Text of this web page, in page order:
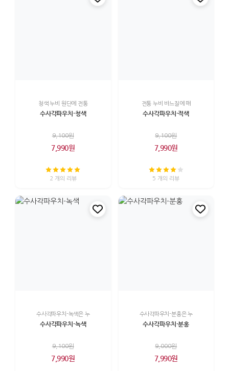
청색 누비 원단에 전통
수사각파우치-청색
9,100원
7,990원
2 개의 리뷰
전통 누비 바느질에 매
수사각파우치-적색
9,100원
7,990원
5 개의 리뷰
수사각파우치-녹색은 누
수사각파우치-녹색
9,100원
7,990원
수사각파우치-분홍은 누
수사각파우치-분홍
9,000원
7,990원